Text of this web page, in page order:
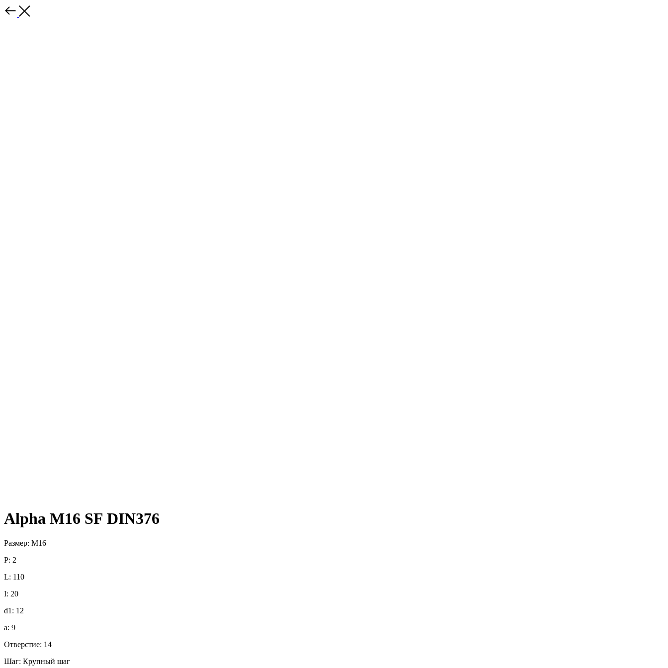
Alpha M16 SF DIN376
Размер: M16
P: 2
L: 110
I: 20
d1: 12
a: 9
Отверстие: 14
Шаг: Крупный шаг